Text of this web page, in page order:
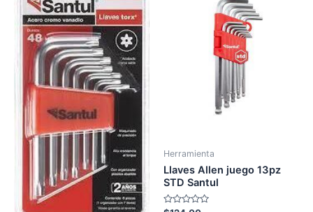
Herramienta
Llaves Allen juego 13pz
STD Santul